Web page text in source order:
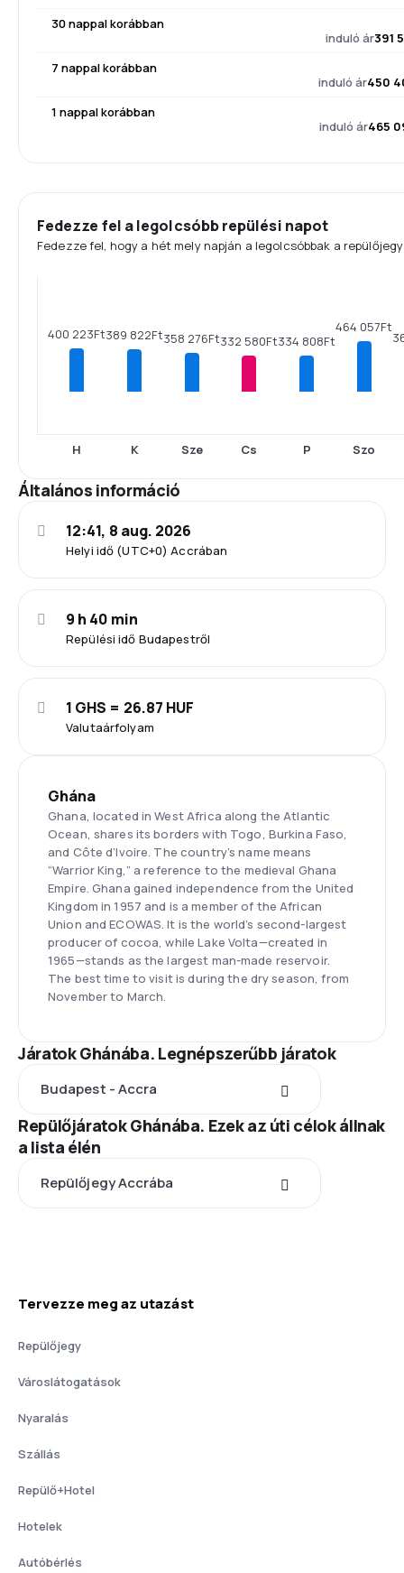
30 nappal korábban
induló ár391
7 nappal korábban
induló ár450
1 nappal korábban
induló ár465
Fedezze fel a legolcsóbb repülési napot
Fedezze fel, hogy a hét mely napján a legolcsóbbak a
400 223Ft
H
389 822Ft
K
358 276Ft
Sze
332 580Ft
Cs
334 808Ft
P
464 057Ft
Szo
Általános információ
Helyi idő (UTC+0) Accrában
12:41, 8 aug. 2026
Repülési idő Budapestről
9 h 40 min
Valutaárfolyam
1 GHS = 26.87 HUF
Ghána
Ghana, located in West Africa along the Atlantic
Ocean, shares its borders with Togo, Burkina Faso,
and Côte d’Ivoire. The country’s name means
“Warrior King,” a reference to the medieval Ghana
Empire. Ghana gained independence from the United
Kingdom in 1957 and is a member of the African
Union and ECOWAS. It is the world’s second-largest
producer of cocoa, while Lake Volta—created in
1965—stands as the largest man-made reservoir.
The best time to visit is during the dry season, from
November to March.
Járatok Ghánába. Legnépszerűbb járatok
Budapest - Accra
Repülőjáratok Ghánába. Ezek az úti célok állnak
a lista élén
Repülőjegy Accrába
Tervezze meg az utazást
Repülőjegy
Városlátogatások
Nyaralás
Szállás
Repülő+Hotel
Hotelek
Autóbérlés